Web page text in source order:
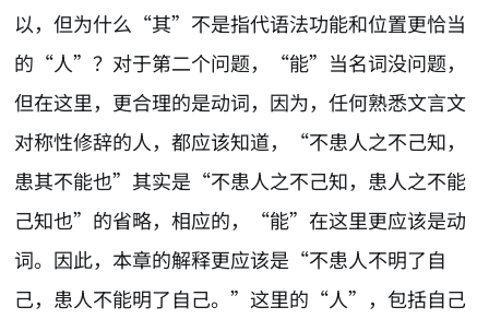
以，但为什么“其”不是指代语法功能和位置更恰当
的“人”？对于第二个问题，“能”当名词没问题，
但在这里，更合理的是动词，因为，任何熟悉文言文
对称性修辞的人，都应该知道，“不患人之不己知，
患其不能也”其实是“不患人之不己知，患人之不能
己知也”的省略，相应的，“能”在这里更应该是动
词。因此，本章的解释更应该是“不患人不明了自
己，患人不能明了自己。”这里的“人”，包括自己